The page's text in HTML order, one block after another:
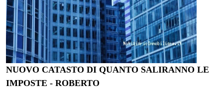
NUOVO CATASTO DI QUANTO SALIRANNO LE
IMPOSTE - ROBERTO